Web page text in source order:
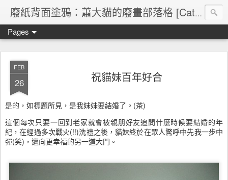
廢紙背面塗鴉：蕭大貓的廢畫部落格 [Cat's blog]
Pages
FEB
26 祝貓妹百年好合
是的，如標題所見，是我妹妹要結婚了。(茶)
這個每次只要一回到老家就會被親朋好友追問什麼時候要結婚的年
紀，在經過多次戰火(!!)洗禮之後，貓妹終於在眾人驚呼中先我一步中
彈(笑)，邁向更幸福的另一道大門。